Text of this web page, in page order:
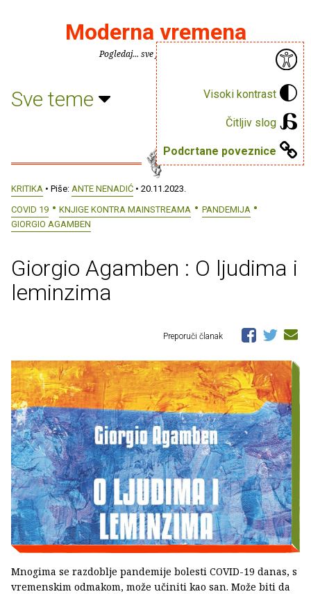
Visoki kontrast
Čitljiv slog
Podcrtane poveznice
Moderna vremena
Pogledaj... sve je puno knjiga.
Sve teme
KRITIKA • Piše: ANTE NENADIĆ • 20.11.2023.
COVID 19
KNJIGE KONTRA MAINSTREAMA
PANDEMIJA
GIORGIO AGAMBEN
Giorgio Agamben : O ljudima i
leminzima
Preporuči članak
Mnogima se razdoblje pandemije bolesti COVID-19 danas, s
vremenskim odmakom, može učiniti kao san. Može biti da